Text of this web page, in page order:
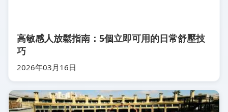
高敏感人放鬆指南：5個立即可用的日常舒壓技
巧
2026年03月16日